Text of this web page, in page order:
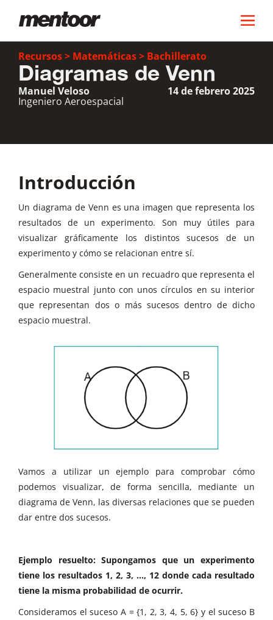
Recursos> Matemáticas> Bachillerato
Diagramas de Venn
Manuel Veloso
Ingeniero Aeroespacial
14 de febrero 2025
Introducción
Un diagrama de Venn es una imagen que representa los
resultados de un experimento. Son muy útiles para
visualizar gráficamente los distintos sucesos de un
experimento y cómo se relacionan entre sí.
Generalmente consiste en un recuadro que representa el
espacio muestral junto con unos círculos en su interior
que representan dos o más sucesos dentro de dicho
espacio muestral.
Vamos a utilizar un ejemplo para comprobar cómo
podemos visualizar, de forma sencilla, mediante un
diagrama de Venn, las diversas relaciones que se pueden
dar entre dos sucesos.
Ejemplo resuelto: Supongamos que un experimento
tiene los resultados 1, 2, 3, ..., 12 donde cada resultado
tiene la misma probabilidad de ocurrir.
Consideramos el suceso A = {1, 2, 3, 4, 5, 6} y el suceso B